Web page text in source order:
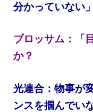
分かっていない
ブロッサム：「
か？
光連合：物事が
ンスを掴んでい